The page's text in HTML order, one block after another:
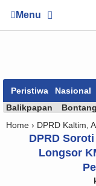
Menu
Peristiwa Nasional
Balikpapan
Bontang
Home › DPRD Kaltim
DPRD
Longsor